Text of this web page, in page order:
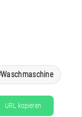
Waschmaschine
URL kopieren